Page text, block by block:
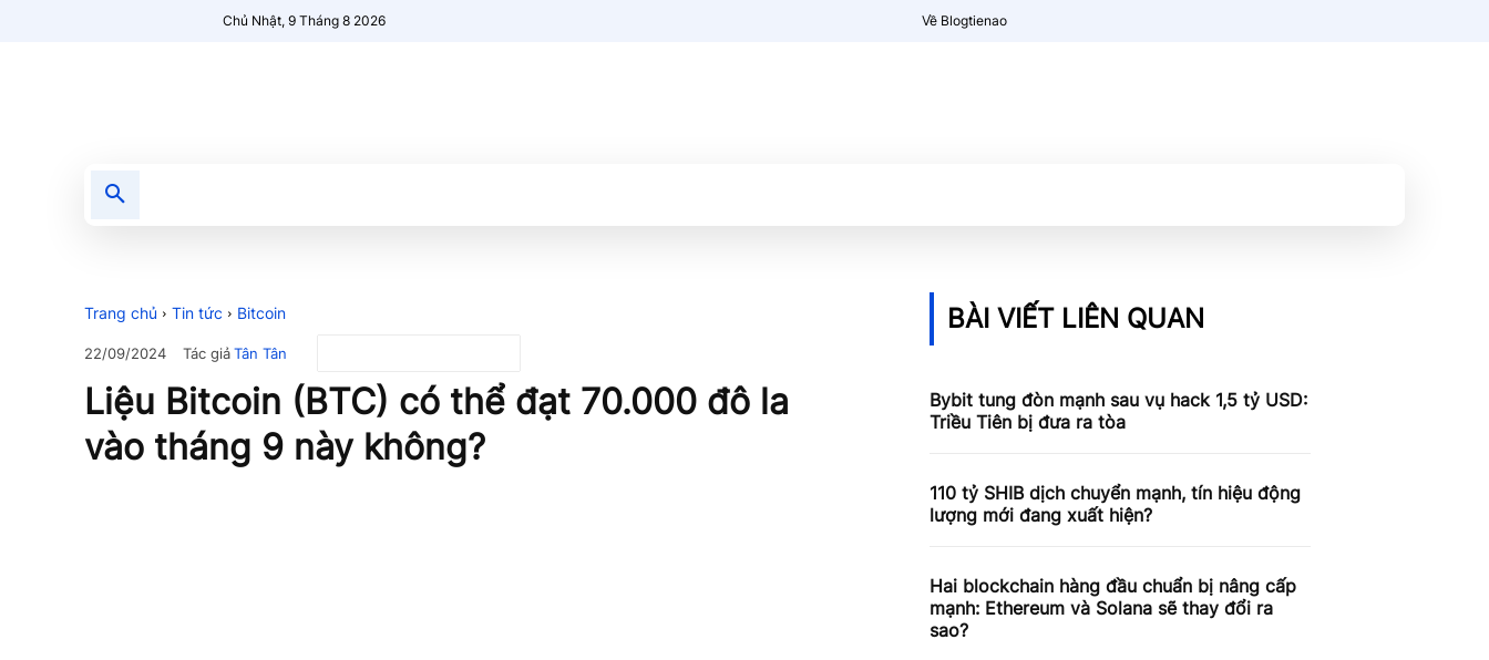
Chủ Nhật, 9 Tháng 8 2026 Về Blogtienao
Trang chủ Tin tức Bitcoin
22/09/2024 Tác giảTân Tân
Liệu Bitcoin (BTC) có thể đạt 70.000 đô la
vào tháng 9 này không?
BÀI VIẾT LIÊN QUAN
Bybit tung đòn mạnh sau vụ hack 1,5 tỷ USD:
Triều Tiên bị đưa ra tòa
110 tỷ SHIB dịch chuyển mạnh, tín hiệu động
lượng mới đang xuất hiện?
Hai blockchain hàng đầu chuẩn bị nâng cấp
mạnh: Ethereum và Solana sẽ thay đổi ra
sao?